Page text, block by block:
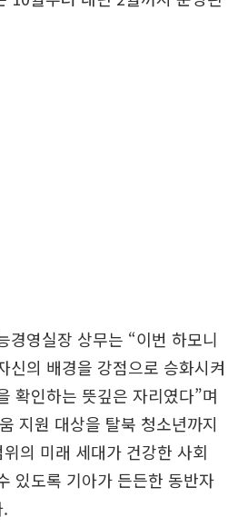
경영실장 상무는 “이번 하모니
신의 배경을 강점으로 승화시켜
확인하는 뜻깊은 자리였다”며
지원 대상을 탈북 청소년까지
의 미래 세대가 건강한 사회
있도록 기아가 든든한 동반자